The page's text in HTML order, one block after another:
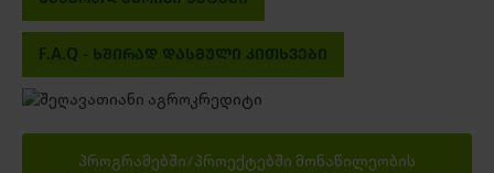
F.A.Q - ᲮᲨᲘᲠᲐᲓ ᲓᲐᲡᲛᲣᲚᲘ ᲙᲘᲗᲮᲕᲔᲑᲘ
პროგრამებში/პროექტებში მონაწილეობის